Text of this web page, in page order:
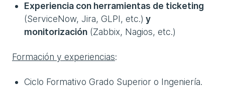
Experiencia con herramientas de ticketing
(ServiceNow, Jira, GLPI, etc.) y
monitorización (Zabbix, Nagios, etc.)
Formación y experiencias:
Ciclo Formativo Grado Superior o Ingeniería.